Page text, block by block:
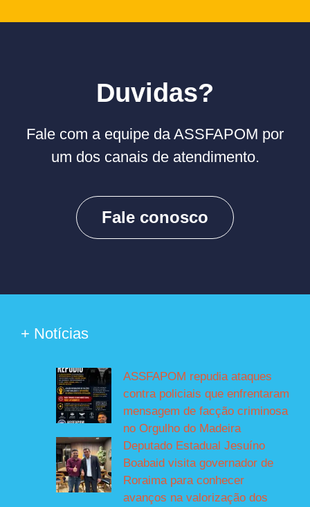
Duvidas?
Fale com a equipe da ASSFAPOM por
um dos canais de atendimento.
Fale conosco
+ Notícias
ASSFAPOM repudia ataques
contra policiais que enfrentaram
mensagem de facção criminosa
no Orgulho do Madeira
Deputado Estadual Jesuíno
Boabaid visita governador de
Roraima para conhecer
avanços na valorização dos